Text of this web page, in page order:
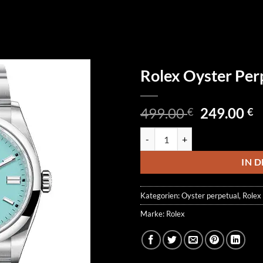
Rolex Oyster
499.00€
499.00 €
249.00€
IN
Kategorien:Oyster perpetual, Rolex
Marke: Rolex